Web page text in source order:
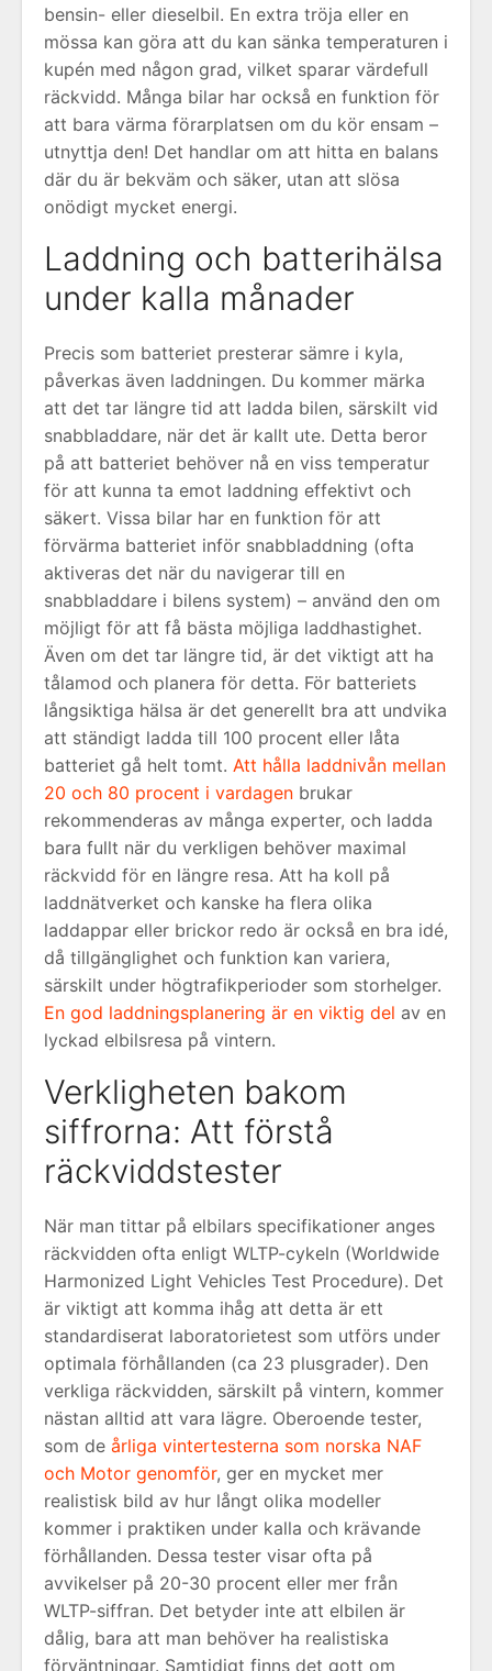
bensin- eller dieselbil. En extra tröja eller en
mössa kan göra att du kan sänka temperaturen i
kupén med någon grad, vilket sparar värdefull
räckvidd. Många bilar har också en funktion för
att bara värma förarplatsen om du kör ensam –
utnyttja den! Det handlar om att hitta en balans
där du är bekväm och säker, utan att slösa
onödigt mycket energi.
Laddning och batterihälsa
under kalla månader
Precis som batteriet presterar sämre i kyla,
påverkas även laddningen. Du kommer märka
att det tar längre tid att ladda bilen, särskilt vid
snabbladdare, när det är kallt ute. Detta beror
på att batteriet behöver nå en viss temperatur
för att kunna ta emot laddning effektivt och
säkert. Vissa bilar har en funktion för att
förvärma batteriet inför snabbladdning (ofta
aktiveras det när du navigerar till en
snabbladdare i bilens system) – använd den om
möjligt för att få bästa möjliga laddhastighet.
Även om det tar längre tid, är det viktigt att ha
tålamod och planera för detta. För batteriets
långsiktiga hälsa är det generellt bra att undvika
att ständigt ladda till 100 procent eller låta
batteriet gå helt tomt. Att hålla laddnivån mellan
20 och 80 procent i vardagen brukar
rekommenderas av många experter, och ladda
bara fullt när du verkligen behöver maximal
räckvidd för en längre resa. Att ha koll på
laddnätverket och kanske ha flera olika
laddappar eller brickor redo är också en bra idé,
då tillgänglighet och funktion kan variera,
särskilt under högtrafikperioder som storhelger.
En god laddningsplanering är en viktig del av en
lyckad elbilsresa på vintern.
Verkligheten bakom
siffrorna: Att förstå
räckviddstester
När man tittar på elbilars specifikationer anges
räckvidden ofta enligt WLTP-cykeln (Worldwide
Harmonized Light Vehicles Test Procedure). Det
är viktigt att komma ihåg att detta är ett
standardiserat laboratorietest som utförs under
optimala förhållanden (ca 23 plusgrader). Den
verkliga räckvidden, särskilt på vintern, kommer
nästan alltid att vara lägre. Oberoende tester,
som de årliga vintertesterna som norska NAF
och Motor genomför, ger en mycket mer
realistisk bild av hur långt olika modeller
kommer i praktiken under kalla och krävande
förhållanden. Dessa tester visar ofta på
avvikelser på 20-30 procent eller mer från
WLTP-siffran. Det betyder inte att elbilen är
dålig, bara att man behöver ha realistiska
förväntningar. Samtidigt finns det gott om